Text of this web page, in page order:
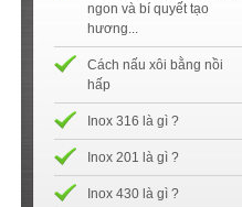
ngon và bí quyết tạo
hương...
Cách nấu xôi bằng nồi
hấp
Inox 316 là gì ?
Inox 201 là gì ?
Inox 430 là gì ?